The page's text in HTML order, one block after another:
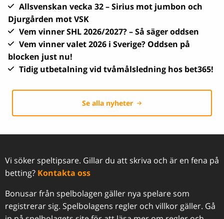
Allsvenskan vecka 32 – Sirius mot jumbon och
Djurgården mot VSK
Vem vinner SHL 2026/2027? – Så säger oddsen
Vem vinner valet 2026 i Sverige? Oddsen på
blocken just nu!
Tidig utbetalning vid tvåmålsledning hos bet365!
Se alla nyheter
Vi söker speltipsare. Gillar du att skriva och är en fena på
betting? Kontakta oss
Bonusar från spelbolagen gäller nya spelare som
registrerar sig. Spelbolagens regler och villkor gäller. Gå